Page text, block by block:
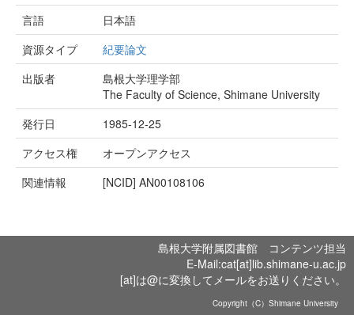
言語
日本語
資源タイプ
紀要論文
出版者
島根大学理学部
The Faculty of Science, Shimane University
発行日
1985-12-25
アクセス権
オープンアクセス
関連情報
[NCID] AN00108106
島根大学附属図書館 コンテンツ担当
E-Mail:cat[at]lib.shimane-u.ac.jp
[at]は@に変換してメールをお送りください。
Copyright（C）Shimane University